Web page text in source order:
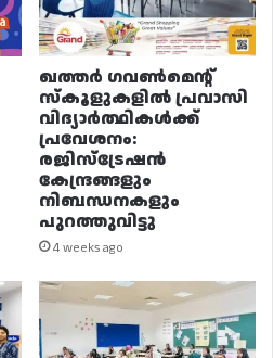
ഖത്തർ ഗവൺമെന്റ്
സ്കൂളുകളിൽ പ്രവാസി
വിദ്യാർത്ഥികൾക്ക്
പ്രവേശനം:
രജിസ്ട്രേഷൻ
കേന്ദ്രങ്ങളും
നിബന്ധനകളും
പുറത്തുവിട്ടു
4 weeks ago